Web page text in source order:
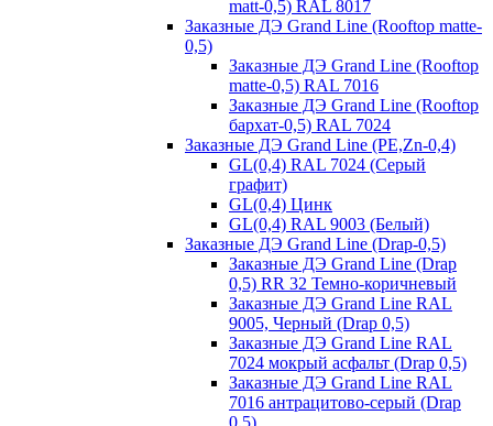
matt-0,5) RAL 8017
Заказные ДЭ Grand Line (Rooftop matte-
0,5)
Заказные ДЭ Grand Line (Rooftop
matte-0,5) RAL 7016
Заказные ДЭ Grand Line (Rooftop
бархат-0,5) RAL 7024
Заказные ДЭ Grand Line (PE,Zn-0,4)
GL(0,4) RAL 7024 (Серый
графит)
GL(0,4) Цинк
GL(0,4) RAL 9003 (Белый)
Заказные ДЭ Grand Line (Drap-0,5)
Заказные ДЭ Grand Line (Drap
0,5) RR 32 Темно-коричневый
Заказные ДЭ Grand Line RAL
9005, Черный (Drap 0,5)
Заказные ДЭ Grand Line RAL
7024 мокрый асфальт (Drap 0,5)
Заказные ДЭ Grand Line RAL
7016 антрацитово-серый (Drap
0,5)